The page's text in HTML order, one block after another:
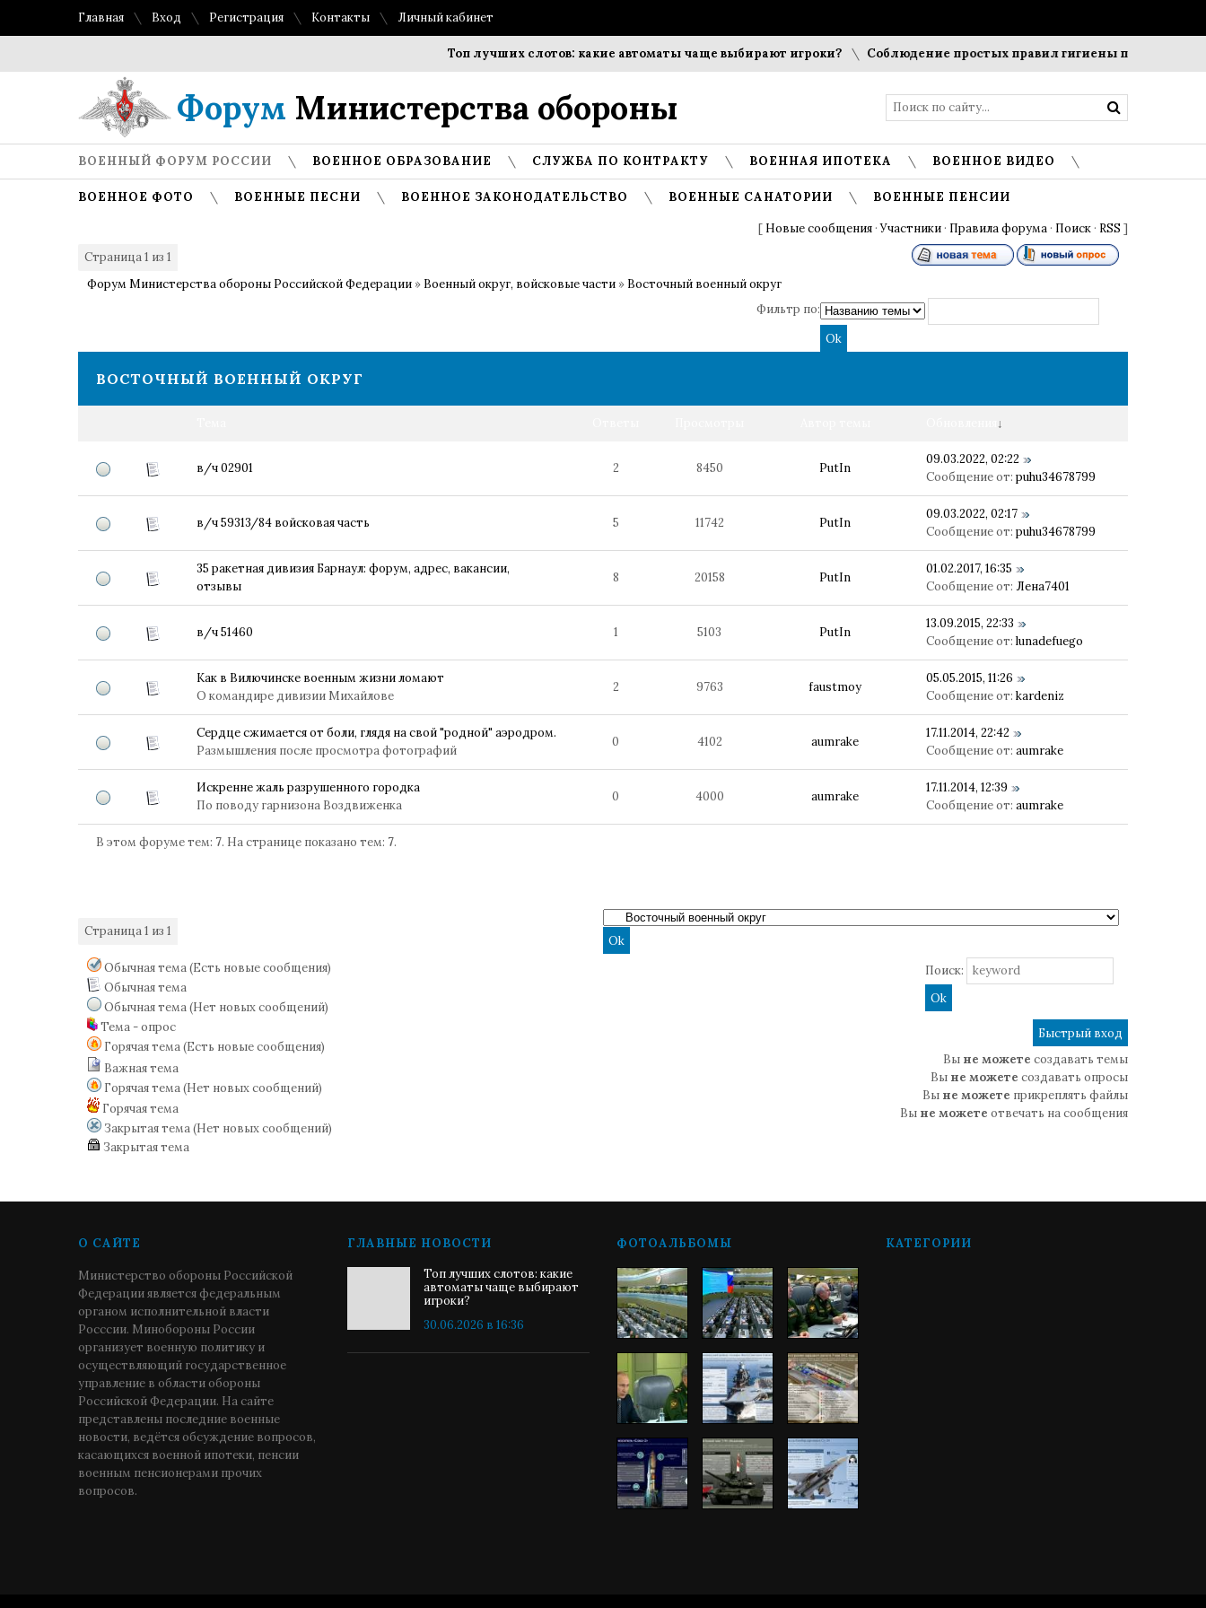
Главная Вход Регистрация Контакты Личный кабинет
Топ лучших слотов: какие автоматы чаще выбирают игроки? Соблюдение простых правил гигиены помогает
Форум Министерства обороны
ВОЕННЫЙ ФОРУМ РОССИИ ВОЕННОЕ ОБРАЗОВАНИЕ СЛУЖБА ПО КОНТРАКТУ ВОЕННАЯ ИПОТЕКА ВОЕННОЕ ВИДЕО
ВОЕННОЕ ФОТО ВОЕННЫЕ ПЕСНИ ВОЕННОЕ ЗАКОНОДАТЕЛЬСТВО ВОЕННЫЕ САНАТОРИИ ВОЕННЫЕ ПЕНСИИ
[ Новые сообщения ·Участники · Правила форума · Поиск · RSS ]
Страница1 из 1
Форум Министерства обороны Российской Федерации » Военный округ, войсковые части » Восточный военный округ
Фильтр по:
ВОСТОЧНЫЙ ВОЕННЫЙ ОКРУГ
↓
в/ч 02901 2 8450 PutIn
09.03.2022, 02:22
Сообщение от: puhu34678799
в/ч 59313/84 войсковая часть 5 11742 PutIn
09.03.2022, 02:17
Сообщение от: puhu34678799
35 ракетная дивизия Барнаул: форум, адрес, вакансии,
отзывы
8 20158 PutIn
01.02.2017, 16:35
Сообщение от: Лена7401
в/ч 51460 1 5103 PutIn
13.09.2015, 22:33
Сообщение от: lunadefuego
Как в Вилючинске военным жизни ломают
О командире дивизии Михайлове
2 9763 faustmoy
05.05.2015, 11:26
Сообщение от: kardeniz
Сердце сжимается от боли, глядя на свой "родной" аэродром.
Размышления после просмотра фотографий
0 4102 aumrake
17.11.2014, 22:42
Сообщение от: aumrake
Искренне жаль разрушенного городка
По поводу гарнизона Воздвиженка
0 4000 aumrake
17.11.2014, 12:39
Сообщение от: aumrake
В этом форуме тем: 7. На странице показано тем: 7.
Страница1 из 1
Обычная тема (Есть новые сообщения)
Обычная тема
Обычная тема (Нет новых сообщений)
Тема - опрос
Горячая тема (Есть новые сообщения)
Важная тема
Горячая тема (Нет новых сообщений)
Горячая тема
Закрытая тема (Нет новых сообщений)
Закрытая тема
Поиск:
Вы не можете создавать темы
Вы не можете создавать опросы
Вы не можете прикреплять файлы
Вы не можете отвечать на сообщения
О САЙТЕ
Министерство обороны Российской
Федерации является федеральным
органом исполнительной власти
Росссии. Минобороны России
организует военную политику и
осуществляющий государственное
управление в области обороны
Российской Федерации. На сайте
представлены последние военные
новости, ведётся обсуждение вопросов,
касающихся военной ипотеки, пенсии
военным пенсионерами прочих
вопросов.
ГЛАВНЫЕ НОВОСТИ
Топ лучших слотов: какие
автоматы чаще выбирают
игроки?
30.06.2026 в 16:36
ФОТОАЛЬБОМЫ КАТЕГОРИИ